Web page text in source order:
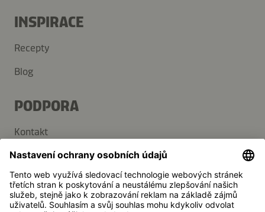
INSPIRACE
Recepty
Blog
PODPORA
Kontakt
Často kladené dotazy
Média